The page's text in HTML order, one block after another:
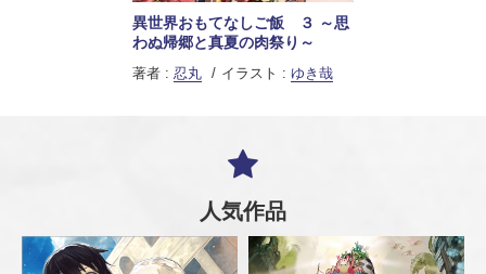
異世界おもてなしご飯 ３ ～思
わぬ帰郷と真夏の肉祭り～
著者 : 忍丸 イラスト : ゆき哉
人気作品